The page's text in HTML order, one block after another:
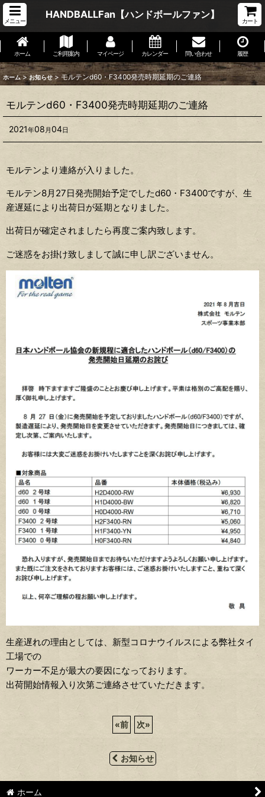
メニュー
HANDBALLFan【ハンドボールファン】
カート
ホーム ご利用案内 マイページ カレンダー 問い合わせ 履歴
ホーム > お知らせ > モルテンd60・F3400発売時期延期のご連絡
モルテンd60・F3400発売時期延期のご連絡
2021年08 月04日
モルテンより連絡が入りました。
モルテン8月27日発売開始予定でしたd60・F3400ですが、生
産遅延により出荷日が延期となりました。
出荷日が確定されましたら再度ご案内致します。
ご迷惑をお掛け致しまして誠に申し訳ございません。
生産遅れの理由としては、新型コロナウイルスによる弊社タイ
工場での
ワーカー不足が最大の要因になっております。
出荷開始情報入り次第ご連絡させていただきます。
«前 次»
お知らせ
ホーム